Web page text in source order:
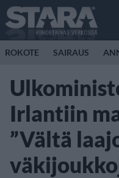
ROKOTE SAIRAUS
Irlantiin
”Vältä